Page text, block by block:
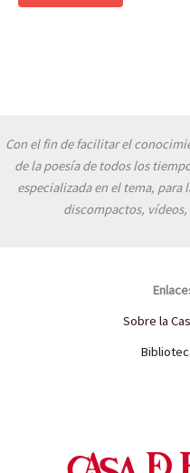
Con el fin de facilitar el
de la poesía de todos los
especializada en el tema,
discompactos,
Sobre la